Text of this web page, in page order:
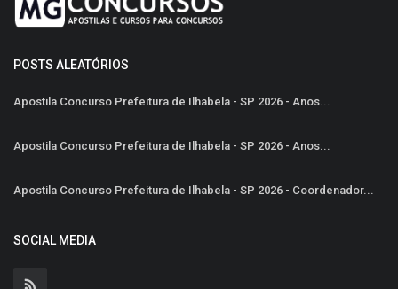
POSTS ALEATÓRIOS
Apostila Concurso Prefeitura de Ilhabela - SP 2026 - Anos...
Apostila Concurso Prefeitura de Ilhabela - SP 2026 - Anos...
Apostila Concurso Prefeitura de Ilhabela - SP 2026 - Coordenador...
SOCIAL MEDIA